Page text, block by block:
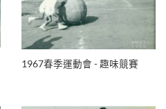
1967春季運動會 - 趣味競賽